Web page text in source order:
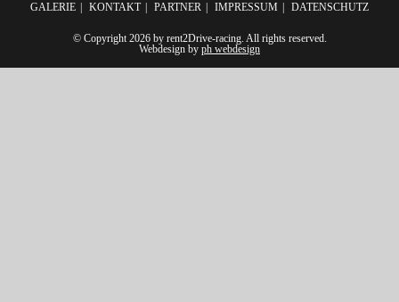
GALERIE
KONTAKT PARTNER IMPRESSUM DATENSCHUTZ
© Copyright 2026 by rent2Drive-racing. All rights reserved.
Webdesign by ph webdesign